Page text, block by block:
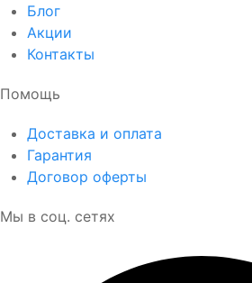
Блог
Акции
Контакты
Помощь
Доставка и оплата
Гарантия
Договор оферты
Мы в соц. сетях